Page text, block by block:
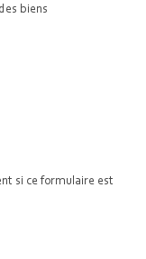
biens
si ce formulaire est